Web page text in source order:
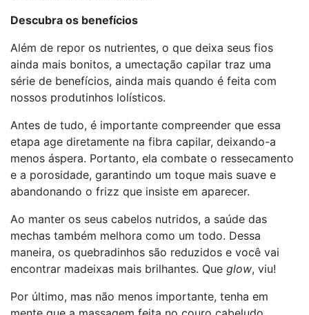
Descubra os benefícios
Além de repor os nutrientes, o que deixa seus fios
ainda mais bonitos, a umectação capilar traz uma
série de benefícios, ainda mais quando é feita com
nossos produtinhos lolísticos.
Antes de tudo, é importante compreender que essa
etapa age diretamente na fibra capilar, deixando-a
menos áspera. Portanto, ela combate o ressecamento
e a porosidade, garantindo um toque mais suave e
abandonando o frizz que insiste em aparecer.
Ao manter os seus cabelos nutridos, a saúde das
mechas também melhora como um todo. Dessa
maneira, os quebradinhos são reduzidos e você vai
encontrar madeixas mais brilhantes. Que glow, viu!
Por último, mas não menos importante, tenha em